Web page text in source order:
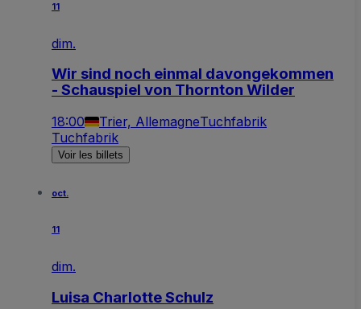
11
dim.
Wir sind noch einmal davongekommen
- Schauspiel von Thornton Wilder
18:00 Trier, AllemagneTuchfabrik
Tuchfabrik
Voir les billets
oct.
11
dim.
Luisa Charlotte Schulz